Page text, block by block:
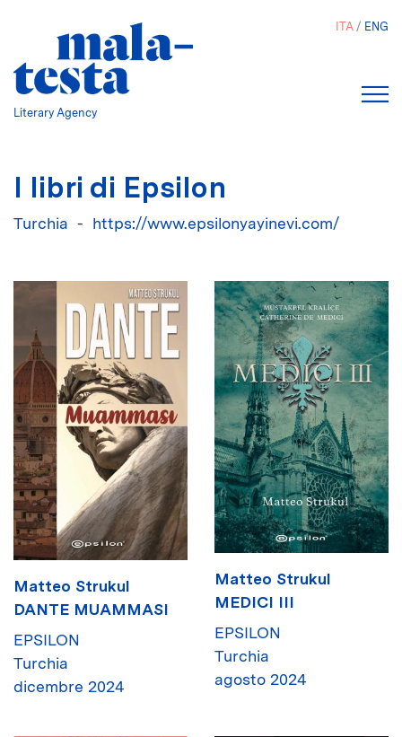
Literary Agency
ITA ENG
I libri di Epsilon
Turchia https://www.epsilonyayinevi.com/
Matteo Strukul
DANTE MUAMMASI
EPSILON
Turchia
dicembre 2024
Matteo Strukul
MEDICI III
EPSILON
Turchia
agosto 2024